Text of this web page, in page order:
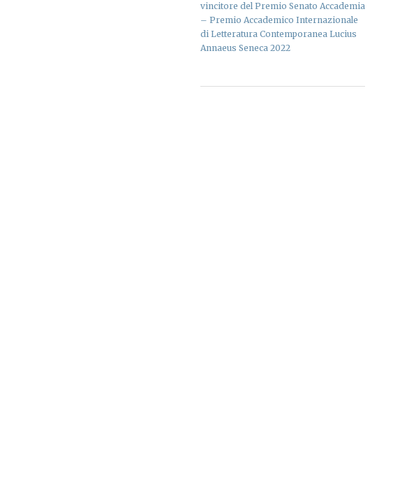
vincitore del Premio Senato Accademia
– Premio Accademico Internazionale
di Letteratura Contemporanea Lucius
Annaeus Seneca 2022